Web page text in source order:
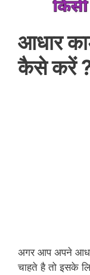
आधार
कैसे करें
अगर आप अपने
चाहते है तो इसके